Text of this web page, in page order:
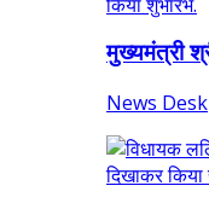
मुख्यमंत्री
News Desk